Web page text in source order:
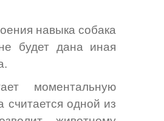
навыка собака
будет дана иная
моментальную
считается одной из